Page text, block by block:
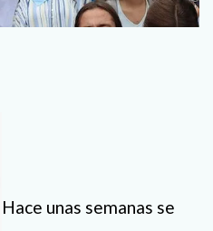
Hace unas semanas se